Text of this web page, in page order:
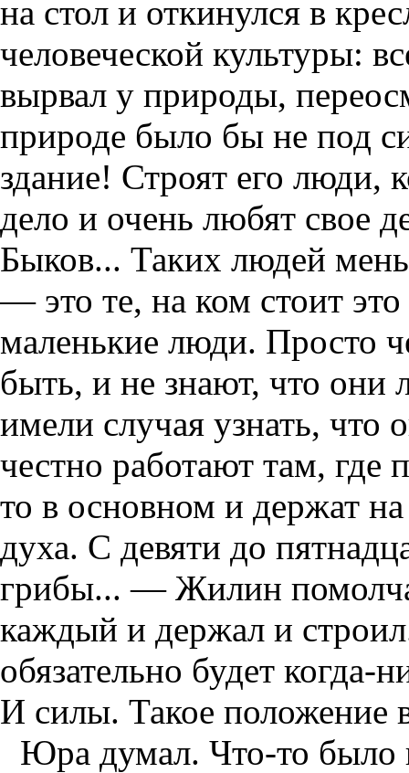
на стол и откинулся в
человеческой культуры:
вырвал у природы,
природе было бы не под
здание! Строят его люди,
дело и очень любят свое
Быков... Таких людей
— это те, на ком стоит
маленькие люди. Просто
быть, и не знают, что они
имели случая узнать, что
честно работают там, где
то в основном и держат
духа. С девяти до
грибы... — Жилин
каждый и держал и
обязательно будет
И силы. Такое положение
Юра думал. Что-то было